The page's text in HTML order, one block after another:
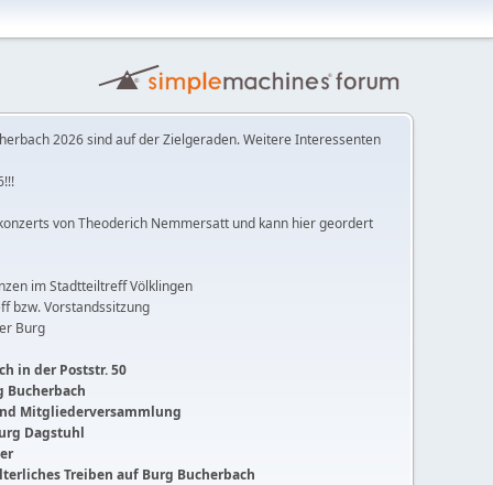
2026 sind auf der Zielgeraden. Weitere Interessenten
von Theoderich Nemmersatt und kann hier geordert
im Stadtteiltreff Völklingen
bzw. Vorstandssitzung
Burg
in der Poststr. 50
Bucherbach
Mitgliederversammlung
Dagstuhl
Treiben auf Burg Bucherbach